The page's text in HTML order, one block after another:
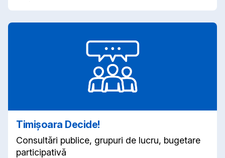
Timișoara Decide!
Consultări publice, grupuri de lucru, bugetare
participativă